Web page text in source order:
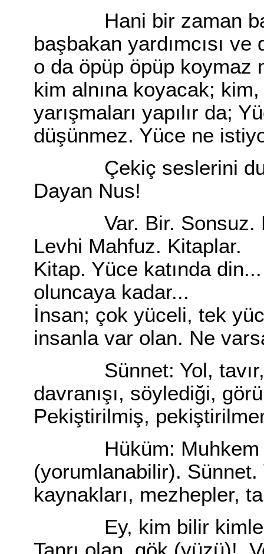
Hani bir zaman
başbakan yardımcısı ve
o da öpüp öpüp koymaz
kim alnına koyacak;
yarışmaları yapılır da;
düşünmez. Yüce ne
Çekiç seslerini
Dayan Nus!
Var. Bir. Sonsuz.
Levhi Mahfuz. Kitaplar.
Kitap. Yüce katında
oluncaya kadar...
İnsan; çok yüceli, tek
insanla var olan. Ne
Sünnet: Yol, tavır,
davranışı, söylediği,
Pekiştirilmiş,
Hüküm: Muhkem
(yorumlanabilir).
kaynakları, mezhepler,
Ey, kim bilir kimlere